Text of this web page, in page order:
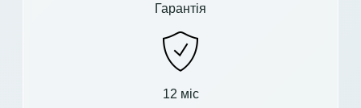
Гарантія
12 міс